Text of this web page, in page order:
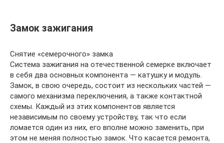
Замок зажигания
Снятие «семерочного» замка
Система зажигания на отечественной семерке включает
в себя два основных компонента — катушку и модуль.
Замок, в свою очередь, состоит из нескольких частей —
самого механизма переключения, а также контактной
схемы. Каждый из этих компонентов является
независимым по своему устройству, так что если
ломается один из них, его вполне можно заменить, при
этом не меняя полностью замок. Что касается ремонта,